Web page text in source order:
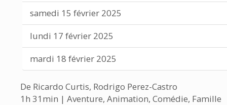
samedi 15 février 2025
lundi 17 février 2025
mardi 18 février 2025
De Ricardo Curtis, Rodrigo Perez-Castro
1h 31min | Aventure, Animation, Comédie, Famille